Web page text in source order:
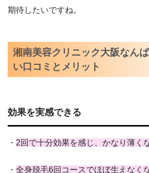
期待したいですね。
湘南美容クリニック大阪なん
い口コミとメリット
効果を実感できる
・ 2回で十分効果を感じ、かなり薄く
・ 全身脱毛6回コースでほぼ生えなく